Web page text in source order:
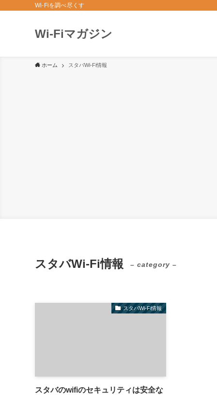
Wi-Fiを調べ尽くす
Wi-Fiマガジン
ホーム スタバWi-Fi情報
スタバWi-Fi情報 – category –
スタバWi-Fi情報
スタバのwifiのセキュリティは安全な